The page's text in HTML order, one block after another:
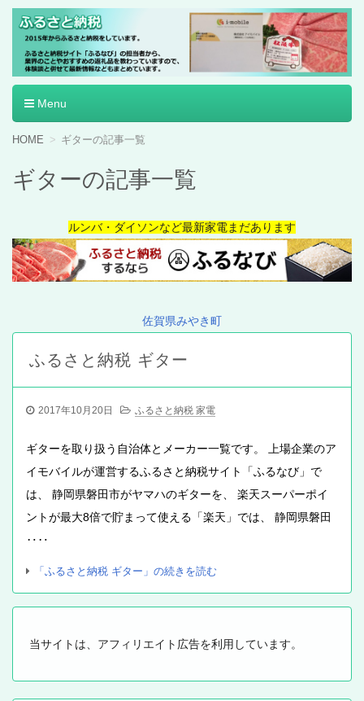
ふるさと納税
Menu
コ
テ
ン
動
HOME ギターの記事一覧
ギターの記事一覧
ルンバ・ダイソンなど最新家電まだあります
佐賀県みやき町
ふるさと納税 ギター
2017年10月20日 ふるさと納税 家電
ギターを取り扱う自治体とメーカー一覧です。 上場企業のア
イモバイルが運営するふるさと納税サイト「ふるなび」で
は、 静岡県磐田市がヤマハのギターを、 楽天スーパーポイ
ントが最大8倍で貯まって使える「楽天」では、 静岡県磐田
‥‥
「ふるさと納税 ギター」の続きを読む
当サイトは、アフィリエイト広告を利用しています。